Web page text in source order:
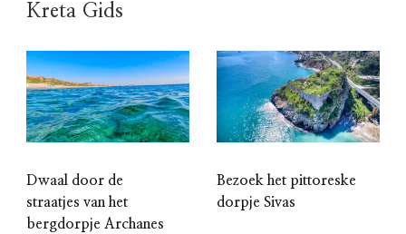
Kreta Gids
Dwaal door de
straatjes van het
bergdorpje Archanes
Bezoek het pittoreske
dorpje Sivas